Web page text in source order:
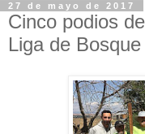
27 de mayo de 2017
Cinco podios
Liga de